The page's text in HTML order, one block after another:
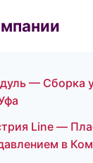
— Сборка
Line —
в